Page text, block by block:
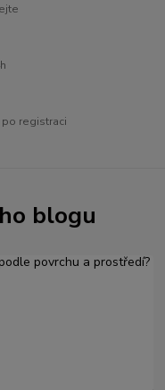
registraci
blogu